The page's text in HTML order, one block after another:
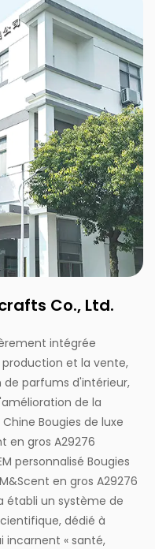
Co., Ltd.
intégrée
et la vente,
parfums d'intérieur,
de la
Chine Bougies de luxe
en gros A29276
personnalisé Bougies
en gros A29276
établi un système de
dédié à
incarnent « santé,